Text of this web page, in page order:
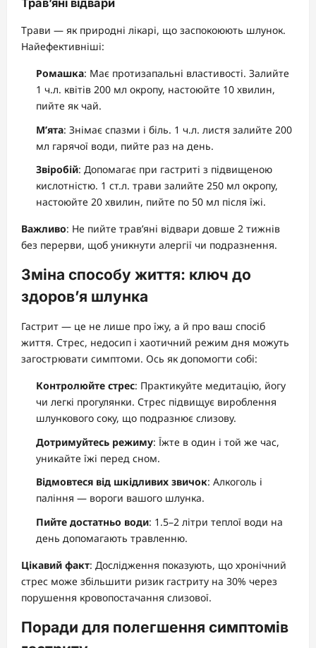
Трав’яні відвари
Трави — як природні лікарі, що заспокоюють шлунок.
Найефективніші:
Ромашка: Має протизапальні властивості. Залийте
1 ч.л. квітів 200 мл окропу, настоюйте 10 хвилин,
пийте як чай.
М’ята: Знімає спазми і біль. 1 ч.л. листя залийте 200
мл гарячої води, пийте раз на день.
Звіробій: Допомагає при гастриті з підвищеною
кислотністю. 1 ст.л. трави залийте 250 мл окропу,
настоюйте 20 хвилин, пийте по 50 мл після їжі.
Важливо: Не пийте трав’яні відвари довше 2 тижнів
без перерви, щоб уникнути алергії чи подразнення.
Зміна способу життя: ключ до
здоров’я шлунка
Гастрит — це не лише про їжу, а й про ваш спосіб
життя. Стрес, недосип і хаотичний режим дня можуть
загострювати симптоми. Ось як допомогти собі:
Контролюйте стрес: Практикуйте медитацію, йогу
чи легкі прогулянки. Стрес підвищує вироблення
шлункового соку, що подразнює слизову.
Дотримуйтесь режиму: Їжте в один і той же час,
уникайте їжі перед сном.
Відмовтеся від шкідливих звичок: Алкоголь і
паління — вороги вашого шлунка.
Пийте достатньо води: 1.5–2 літри теплої води на
день допомагають травленню.
Цікавий факт: Дослідження показують, що хронічний
стрес може збільшити ризик гастриту на 30% через
порушення кровопостачання слизової.
Поради для полегшення симптомів